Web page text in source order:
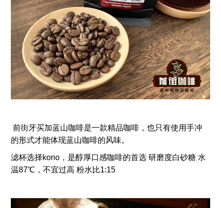
前街牙买加蓝山咖啡是一款精品咖啡，也只有使用手冲
的形式才能体现蓝山咖啡的风味。
滤杯选择kono，是醇厚口感咖啡的首选 研磨度白砂糖 水
温87℃，不宜过高 粉水比1:15